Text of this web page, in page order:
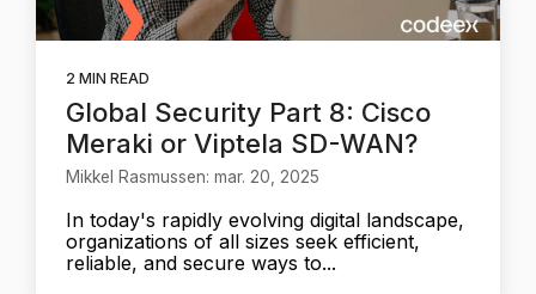
2 MIN READ
Global Security Part 8: Cisco
Meraki or Viptela SD-WAN?
Mikkel Rasmussen: mar. 20, 2025
In today's rapidly evolving digital landscape,
organizations of all sizes seek efficient,
reliable, and secure ways to...